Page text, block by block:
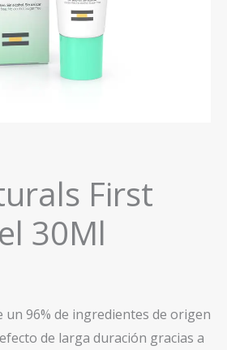
First
30Ml
96% de ingredientes de origen
de larga duración gracias a